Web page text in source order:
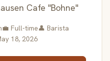
Cafe "Bohne"
💼 Full-time👤 Barista
18, 2026